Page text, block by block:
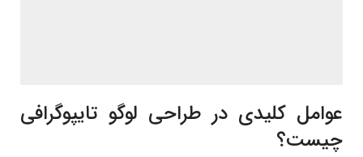
عوامل کلیدی در طراحی لوگو تایپوگرافی
چیست؟